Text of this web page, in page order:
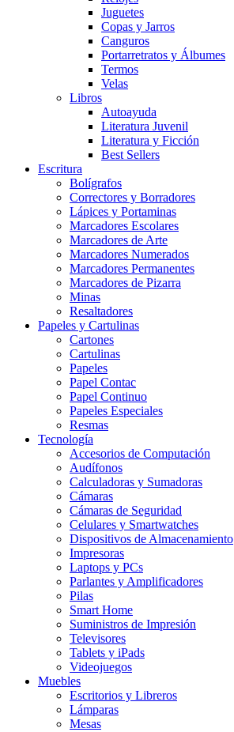
Juguetes
Copas y Jarros
Canguros
Portarretratos y Álbumes
Termos
Velas
Libros
Autoayuda
Literatura Juvenil
Literatura y Ficción
Best Sellers
Escritura
Bolígrafos
Correctores y Borradores
Lápices y Portaminas
Marcadores Escolares
Marcadores de Arte
Marcadores Numerados
Marcadores Permanentes
Marcadores de Pizarra
Minas
Resaltadores
Papeles y Cartulinas
Cartones
Cartulinas
Papeles
Papel Contac
Papel Continuo
Papeles Especiales
Resmas
Tecnología
Accesorios de Computación
Audífonos
Calculadoras y Sumadoras
Cámaras
Cámaras de Seguridad
Celulares y Smartwatches
Dispositivos de Almacenamiento
Impresoras
Laptops y PCs
Parlantes y Amplificadores
Pilas
Smart Home
Suministros de Impresión
Televisores
Tablets y iPads
Videojuegos
Muebles
Escritorios y Libreros
Lámparas
Mesas